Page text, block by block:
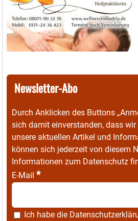
Newsletter-Abo
Durch Anklicken des Buttons
sich damit einverstanden, dass
unsere aktuellen Artikel und
können sich jederzeit von diesem
Informationen zum Datenschutz
E-Mail *
Ich habe die